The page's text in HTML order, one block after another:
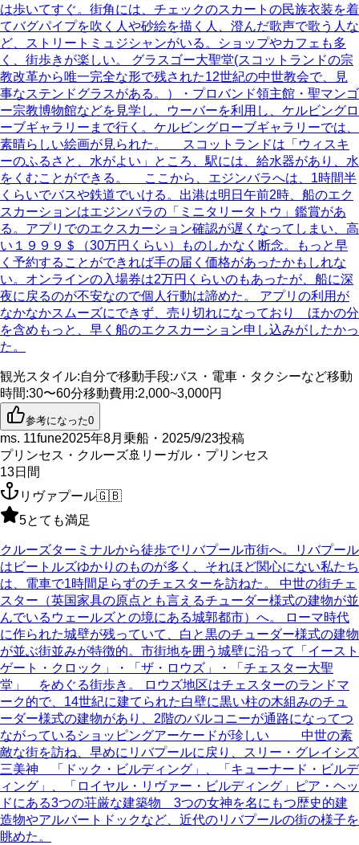
は歩いてすぐ。街角には、チェックのスカートの民族衣装を着
てバグパイプを吹く人や砂絵を描く人、澄んだ歌声で歌う人な
ど、ストリートミュジシャンがいる。ショップやカフェも多
く、街歩きが楽しい。 グラスゴー大聖堂(スコットランドの宗
教改革から唯一完全な形で残された12世紀の中世教会で、見
事なステンドグラスがある。）・プロバンド領主館・聖マンゴ
ー宗教博物館などを見学し、ウーバーを利用し、ケルビングロ
ーブギャラリーまで行く。ケルビングローブギャラリーでは、
素晴らしい絵画が見られた。 スコットランドは「ウィスキ
ーのふるさと、水がよい」ところ、駅には、給水器があり、水
をくむことができる。 ここから、エジンバラへは、1時間半
くらいでバスや鉄道でいける。出港は明日午前2時、船のエク
スカーションはエジンバラの「ミニタリータトウ」鑑賞があ
る。アプリでのエクスカーション確認が遅くなってしまい、高
い１９９９＄（30万円くらい）ものしかなく断念。もっと早
く予約することができれば手の届く価格があったかもしれな
い。オンラインの入場券は2万円くらいのもあったが、船に深
夜に戻るのが不安なので個人行動は諦めた。 アプリの利用が
なかなかスムーズにできず、売り切れになっており ほかの分
を含めもっと、早く船のエクスカーション申し込みがしたかっ
た。
観光スタイル:自分で移動手段:バス・電車・タクシーなど移動
時間:30〜60分移動費用 :2,000~3,000円
参考になった0
ms. 11fune2025年8月乗船・2025/9/23投稿
プリンセス・クルーズ🚢 リーガル・プリンセス
13日間
リヴァプール🇬🇧
5とても満足
クルーズターミナルから徒歩でリバプール市街へ。リバプール
はビートルズゆかりのものが多く、それほど関心にない私たち
は、電車で1時間足らずのチェスターを訪ねた。 中世の街チェ
スター（英国家具の原点とも言えるチューダー様式の建物が並
んでいるウェールズとの境にある城郭都市）へ。 ローマ時代
に作られた城壁が残っていて、白と黒のチューダー様式の建物
が並ぶ街並みが特徴的。市街地を囲う城壁に沿って「イースト
ゲート・クロック」・「ザ・ロウズ」・「チェスター大聖
堂」 をめぐる街歩き。 ロウズ地区はチェスターのランドマ
ーク的で、14世紀に建てられた白壁に黒い柱の木組みのチュ
ーダー様式の建物があり、2階のバルコニーが通路になってつ
ながっているショッピングアーケードが珍しい 中世の素
敵な街を訪ね、早めにリバプールに戻り、スリー・グレイシズ
三美神 「ドック・ビルディング」、「キューナード・ビルデ
ィング」、「ロイヤル・リヴァー・ビルディング」ピア・ヘッ
ドにある3つの荘厳な建築物 3つの女神を名にもつ歴史的建
造物やアルバートドックなど、近代のリバプールの街の様子を
眺めた。